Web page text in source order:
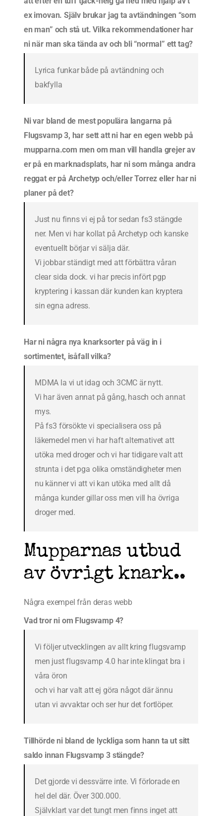
ex imovan. Själv brukar jag ta avtändningen “som
en man” och stå ut. Vilka rekommendationer har
ni när man ska tända av och bli “normal” ett tag?
Lyrica funkar både på avtändning och
bakfylla
Ni var bland de mest populära langarna på
Flugsvamp 3, har sett att ni har en egen webb på
mupparna.com men om man vill handla grejer av
er på en marknadsplats, har ni som många andra
reggat er på Archetyp och/eller Torrez eller har ni
planer på det?
Just nu finns vi ej på tor sedan fs3 stängde
ner. Men vi har kollat på Archetyp och kanske
eventuellt börjar vi sälja där.
Vi jobbar ständigt med att förbättra våran
clear sida dock. vi har precis infört pgp
kryptering i kassan där kunden kan kryptera
sin egna adress.
Har ni några nya knarksorter på väg in i
sortimentet, isåfall vilka?
MDMA la vi ut idag och 3CMC är nytt.
Vi har även annat på gång, hasch och annat
mys.
På fs3 försökte vi specialisera oss på
läkemedel men vi har haft alternativet att
utöka med droger och vi har tidigare valt att
strunta i det pga olika omständigheter men
nu känner vi att vi kan utöka med allt då
många kunder gillar oss men vill ha övriga
droger med.
Mupparnas utbud
av övrigt knark..
Några exempel från deras webb
Vad tror ni om Flugsvamp 4?
Vi följer utvecklingen av allt kring flugsvamp
men just flugsvamp 4.0 har inte klingat bra i
våra öron
och vi har valt att ej göra något där ännu
utan vi avvaktar och ser hur det fortlöper.
Tillhörde ni bland de lyckliga som hann ta ut sitt
saldo innan Flugsvamp 3 stängde?
Det gjorde vi dessvärre inte. Vi förlorade en
hel del där. Över 300.000.
Självklart var det tungt men finns inget att